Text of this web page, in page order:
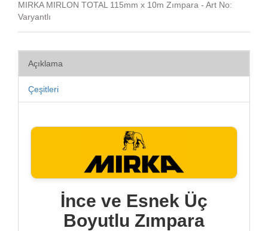
MIRKA MIRLON TOTAL 115mm x 10m Zımpara - Art No:
Varyantlı
Açıklama
Çeşitleri
İnce ve Esnek Üç
Boyutlu Zımpara